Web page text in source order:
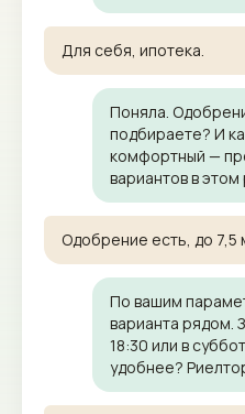
Для себя, ипотека.
Поняла.
подбираете? И
комфортный —
вариантов в этом
Одобрение есть, до 7,5
По вашим
варианта рядом.
18:30 или в
удобнее?